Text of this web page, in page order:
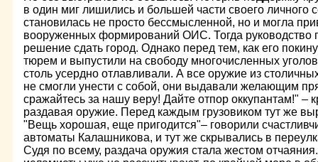
в один миг лишились и большей части своего личного
становилась не просто бессмысленной, но и могла
вооруженных формирований ОИС. Тогда руководство
решение сдать город. Однако перед тем, как его
тюрем и выпустили на свободу многочисленных
столь усердно отлавливали. А все оружие из
не смогли унести с собой, они выдавали желающим
сражайтесь за нашу веру! Дайте отпор оккупантам!" –
раздавая оружие. Перед каждым грузовиком тут же
"Вещь хорошая, еще пригодится"– говорили
автоматы Калашникова, и тут же скрывались в
Судя по всему, раздача оружия стала жестом